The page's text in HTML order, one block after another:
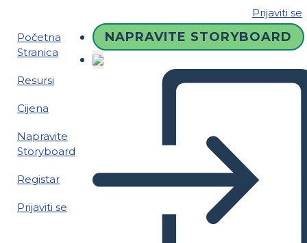
Prijaviti se
Početna
Stranica
Resursi
Cijena
Napravite
Storyboard
Registar
Prijaviti se
NAPRAVITE STORYBOARD